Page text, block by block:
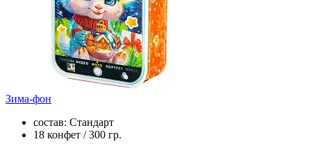
Зима-фон
состав: Стандарт
18 конфет / 300 гр.